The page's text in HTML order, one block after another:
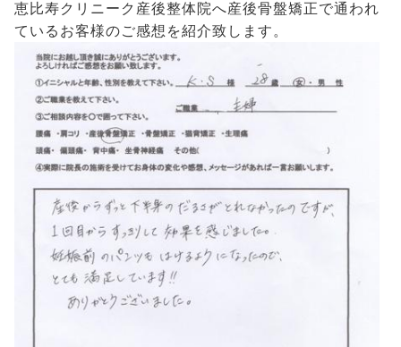
恵比寿クリニーク産後整体院へ産後骨盤矯正で通われ
ているお客様のご感想を紹介致します。